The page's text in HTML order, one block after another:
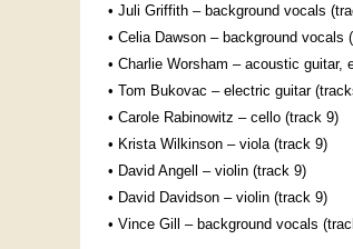
• Juli Griffith – background vocals
• Celia Dawson – background vocals
• Charlie Worsham – acoustic guitar,
• Tom Bukovac – electric guitar
• Carole Rabinowitz – cello (track 9)
• Krista Wilkinson – viola (track 9)
• David Angell – violin (track 9)
• David Davidson – violin (track 9)
• Vince Gill – background vocals